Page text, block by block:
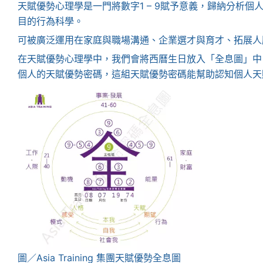
天賦優勢心理學是一門將數字1 – 9賦予意義，歸納分析個
目的行為科學。
可被廣泛運用在家庭與職場溝通、企業選才與育才、拓展
在天賦優勢心理學中，我們會將西曆生日放入「全息圖」
個人的天賦優勢密碼，這組天賦優勢密碼能幫助認知個人
圖／Asia Training 集團天賦優勢全息圖